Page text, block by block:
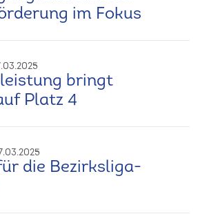
im Fokus
bringt
Platz 4
die Bezirksliga-